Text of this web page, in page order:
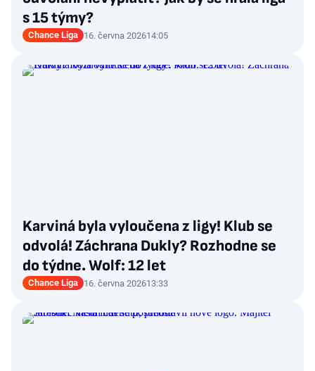
s 15 týmy?
Chance Liga 16. června 202614:05
Karviná byla vyloučena z ligy! Klub se
odvolá! Záchrana Dukly? Rozhodne se
do týdne. Wolf: 12 let
Chance Liga 16. června 202613:33